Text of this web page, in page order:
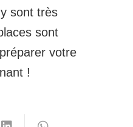
sont très
sont
votre
!